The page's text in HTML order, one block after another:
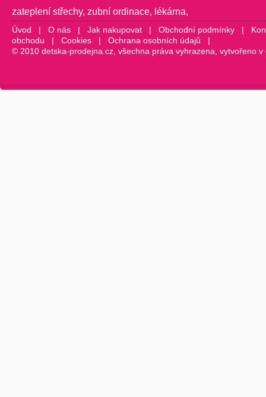
zateplení střechy, zubní ordinace, lékárna,
Úvod | O nás | Jak nakupovat | Obchodní podmínky |
obchodu | Cookies | Ochrana osobních údajů |
© 2010 detska-prodejna.cz, všechna práva vyhrazena, vytvořeno v